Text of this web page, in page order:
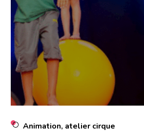
Animation, atelier cirque